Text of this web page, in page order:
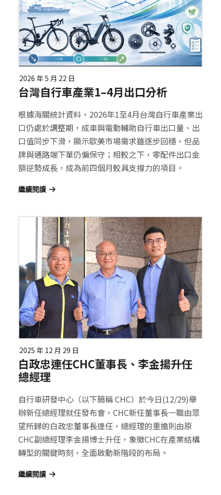
2026 年 5 月 22 日
台灣自行車產業1–4月出口分析
根據海關統計資料，2026年1至4月台灣自行車產業出
口仍處於調整期，成車與電動輔助自行車出口量、出
口值同步下滑，顯示歐美市場需求雖逐步回穩，但品
牌與通路端下單仍偏保守；相較之下，零配件出口金
額逆勢成長，成為前四個月較具支撐力的項目。
繼續閱讀
2025 年 12 月 29 日
白政忠連任CHC董事長、李金揚升任
總經理
自行車研發中心（以下簡稱 CHC）於今日(12/29)舉
辦新任總經理就任發布會，CHC新任董事長一職由眾
望所歸的白政忠董事長連任，總經理的重擔則由原
CHC副總經理李金揚博士升任，象徵CHC在產業結構
轉型的關鍵時刻，全面啟動新階段的布局。
繼續閱讀